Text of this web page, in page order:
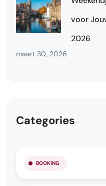
voor
2026
maart 30, 2026
Categories
BOOKING